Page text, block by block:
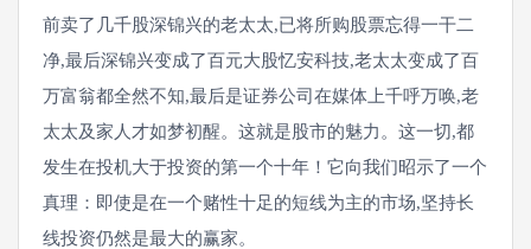
前卖了几千股深锦兴的老太太,已将所购股票忘得一干二
净,最后深锦兴变成了百元大股忆安科技,老太太变成了百
万富翁都全然不知,最后是证券公司在媒体上千呼万唤,老
太太及家人才如梦初醒。这就是股市的魅力。这一切,都
发生在投机大于投资的第一个十年！它向我们昭示了一个
真理：即使是在一个赌性十足的短线为主的市场,坚持长
线投资仍然是最大的赢家。